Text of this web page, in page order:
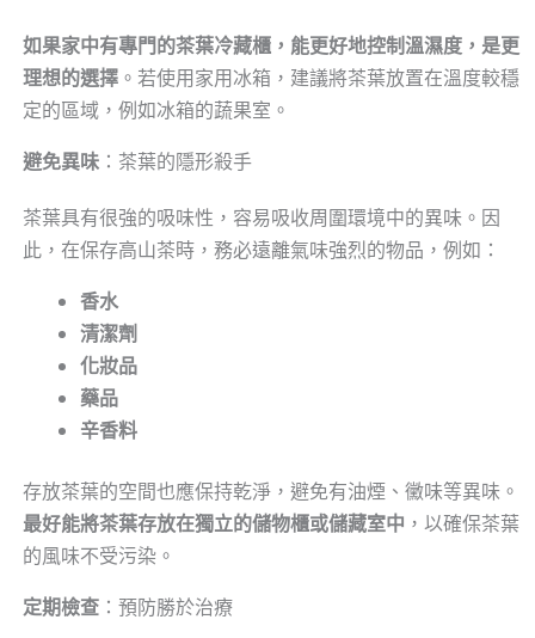
如果家中有專門的茶葉冷藏櫃，能更好地控制溫濕度，是更
理想的選擇。若使用家用冰箱，建議將茶葉放置在溫度較穩
定的區域，例如冰箱的蔬果室。
避免異味：茶葉的隱形殺手
茶葉具有很強的吸味性，容易吸收周圍環境中的異味。因
此，在保存高山茶時，務必遠離氣味強烈的物品，例如：
香水
清潔劑
化妝品
藥品
辛香料
存放茶葉的空間也應保持乾淨，避免有油煙、黴味等異味。
最好能將茶葉存放在獨立的儲物櫃或儲藏室中 ，以確保茶葉
的風味不受污染。
定期檢查：預防勝於治療